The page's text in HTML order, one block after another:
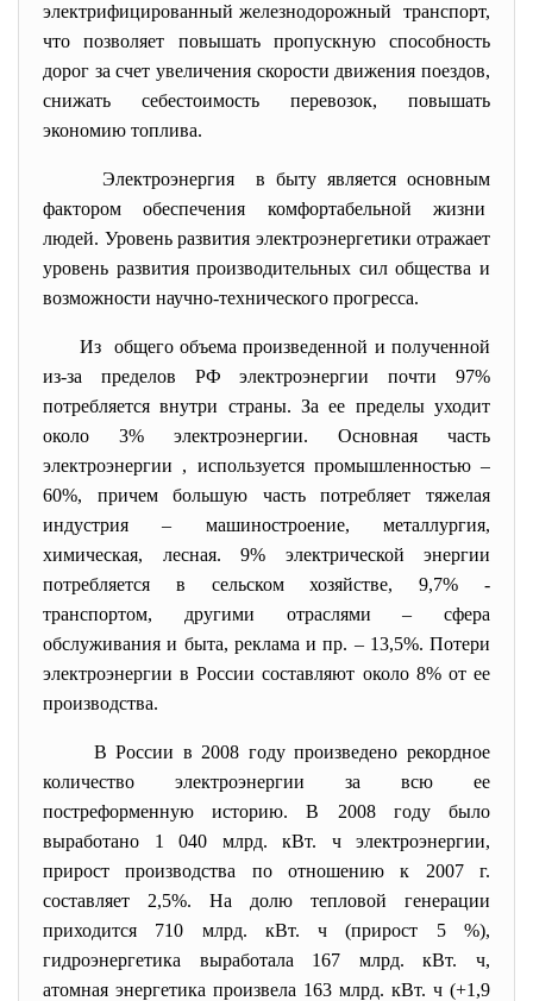
электрифицированный железнодорожный транспорт,
что позволяет повышать пропускную способность
дорог за счет увеличения скорости движения поездов,
снижать себестоимость перевозок, повышать
экономию топлива.
Электроэнергия в быту является основным
фактором обеспечения комфортабельной жизни
людей. Уровень развития электроэнергетики отражает
уровень развития производительных сил общества и
возможности научно-технического прогресса.
Из общего объема произведенной и полученной
из-за пределов РФ электроэнергии почти 97%
потребляется внутри страны. За ее пределы уходит
около 3% электроэнергии. Основная часть
электроэнергии , используется промышленностью –
60%, причем большую часть потребляет тяжелая
индустрия – машиностроение, металлургия,
химическая, лесная. 9% электрической энергии
потребляется в сельском хозяйстве, 9,7% -
транспортом, другими отраслями – сфера
обслуживания и быта, реклама и пр. – 13,5%. Потери
электроэнергии в России составляют около 8% от ее
производства.
В России в 2008 году произведено рекордное
количество электроэнергии за всю ее
постреформенную историю. В 2008 году было
выработано 1 040 млрд. кВт. ч электроэнергии,
прирост производства по отношению к 2007 г.
составляет 2,5%. На долю тепловой генерации
приходится 710 млрд. кВт. ч (прирост 5 %),
гидроэнергетика выработала 167 млрд. кВт. ч,
атомная энергетика произвела 163 млрд. кВт. ч (+1,9